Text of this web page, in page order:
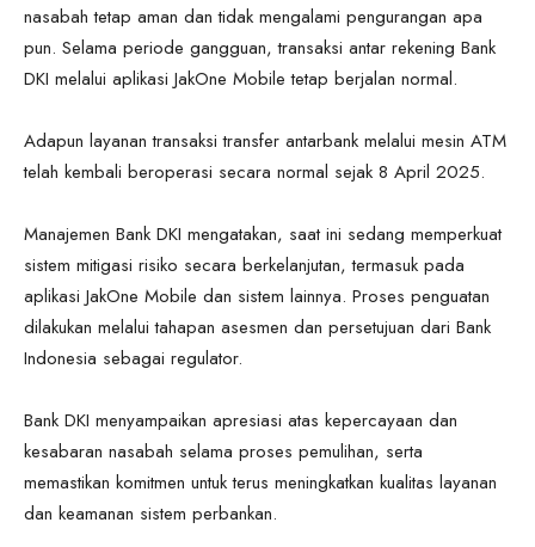
nasabah tetap aman dan tidak mengalami pengurangan apa
pun. Selama periode gangguan, transaksi antar rekening Bank
DKI melalui aplikasi JakOne Mobile tetap berjalan normal.
Adapun layanan transaksi transfer antarbank melalui mesin ATM
telah kembali beroperasi secara normal sejak 8 April 2025.
Manajemen Bank DKI mengatakan, saat ini sedang memperkuat
sistem mitigasi risiko secara berkelanjutan, termasuk pada
aplikasi JakOne Mobile dan sistem lainnya. Proses penguatan
dilakukan melalui tahapan asesmen dan persetujuan dari Bank
Indonesia sebagai regulator.
Bank DKI menyampaikan apresiasi atas kepercayaan dan
kesabaran nasabah selama proses pemulihan, serta
memastikan komitmen untuk terus meningkatkan kualitas layanan
dan keamanan sistem perbankan.